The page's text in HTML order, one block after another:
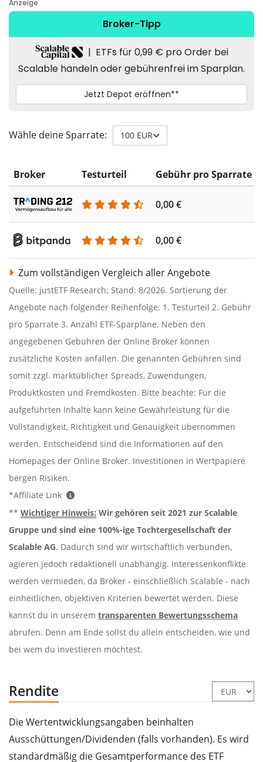
Wähle deine Sparrate: 100 EUR
Broker Testurteil Gebühr pro Sparrate
0,00 €
0,00 €
Zum vollständigen Vergleich aller Angebote
Quelle: justETF Research; Stand: 8/2026. Sortierung der
Angebote nach folgender Reihenfolge: 1. Testurteil 2. Gebühr
pro Sparrate 3. Anzahl ETF-Sparpläne. Neben den
angegebenen Gebühren der Online Broker können
zusätzliche Kosten anfallen. Die genannten Gebühren sind
somit zzgl. marktüblicher Spreads, Zuwendungen,
Produktkosten und Fremdkosten. Bitte beachte: Für die
aufgeführten Inhalte kann keine Gewährleistung für die
Vollständigkeit, Richtigkeit und Genauigkeit übernommen
werden. Entscheidend sind die Informationen auf den
Homepages der Online Broker. Investitionen in Wertpapiere
bergen Risiken.
*Affiliate Link
** Wichtiger Hinweis: Wir gehören seit 2021 zur Scalable
Gruppe und sind eine 100%-ige Tochtergesellschaft der
Scalable AG. Dadurch sind wir wirtschaftlich verbunden,
agieren jedoch redaktionell unabhängig. Interessenkonflikte
werden vermieden, da Broker - einschließlich Scalable - nach
einheitlichen, objektiven Kriterien bewertet werden. Diese
kannst du in unserem transparenten Bewertungsschema
abrufen. Denn am Ende sollst du allein entscheiden, wie und
bei wem du investieren möchtest.
Rendite
Die Wertentwicklungsangaben beinhalten
Ausschüttungen/Dividenden (falls vorhanden). Es wird
standardmäßig die Gesamtperformance des ETF